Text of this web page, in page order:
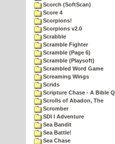
Scorch (SoftScan)
Score 4
Scorpions!
Scorpions v2.0
Scrabble
Scramble Fighter
Scramble (Page 6)
Scramble (Playsoft)
Scrambled Word Game
Screaming Wings
Scrids
Scripture Chase - A Bible
Scrolls of Abadon, The
Scromber
SDI I Adventure
Sea Bandit
Sea Battle!
Sea Chase